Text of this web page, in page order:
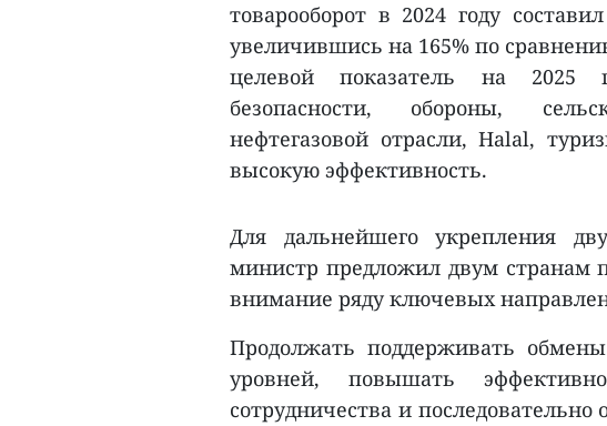
товарооборот в 2024 году
увеличившись на 165% по
целевой показатель на 2025
безопасности, обороны,
нефтегазовой отрасли, Halal,
высокую эффективность.
Для дальнейшего укрепления
министр предложил двум странам
внимание ряду ключевых
Продолжать поддерживать
уровней, повышать
сотрудничества и